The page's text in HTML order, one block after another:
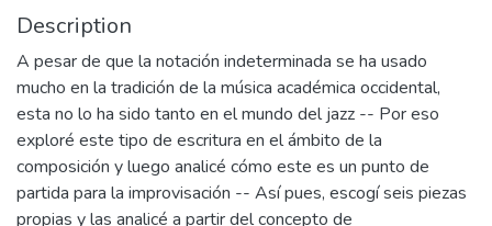
Description
A pesar de que la notación indeterminada se ha usado
mucho en la tradición de la música académica occidental,
esta no lo ha sido tanto en el mundo del jazz -- Por eso
exploré este tipo de escritura en el ámbito de la
composición y luego analicé cómo este es un punto de
partida para la improvisación -- Así pues, escogí seis piezas
propias y las analicé a partir del concepto de